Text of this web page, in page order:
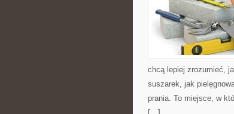
chcą lepiej zrozumieć,
suszarek, jak
prania. To miejsce, w